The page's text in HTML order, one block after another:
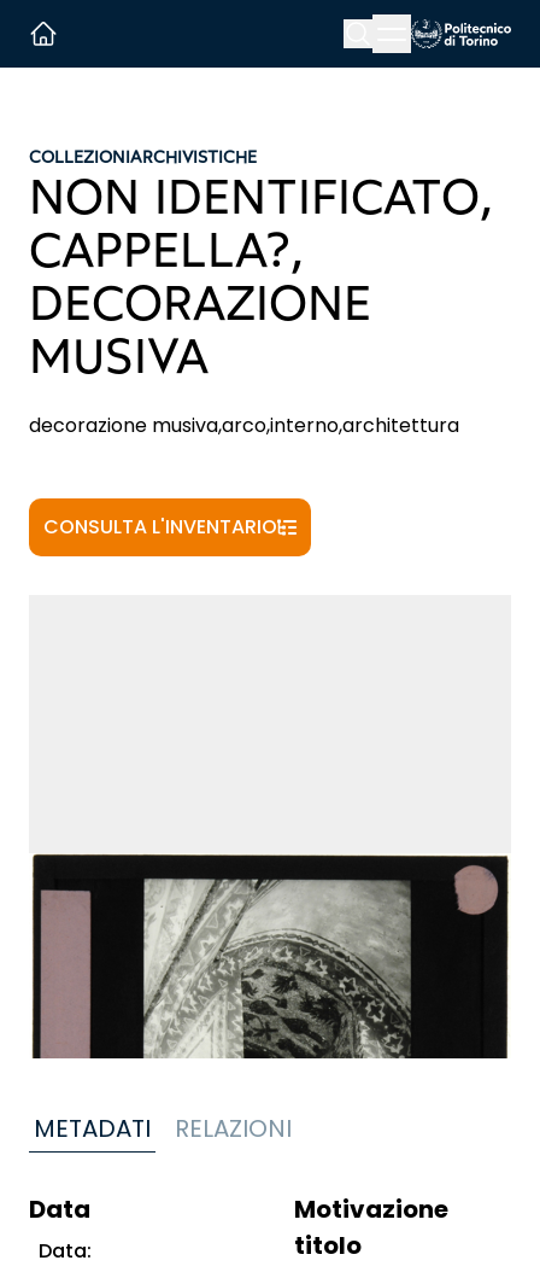
Menu button
COLLEZIONIARCHIVISTICHE
NON IDENTIFICATO,
CAPPELLA?,
DECORAZIONE
MUSIVA
decorazione musiva,arco,interno,architettura
CONSULTA L'INVENTARIO
METADATI RELAZIONI
Data
Data:
Motivazione
titolo